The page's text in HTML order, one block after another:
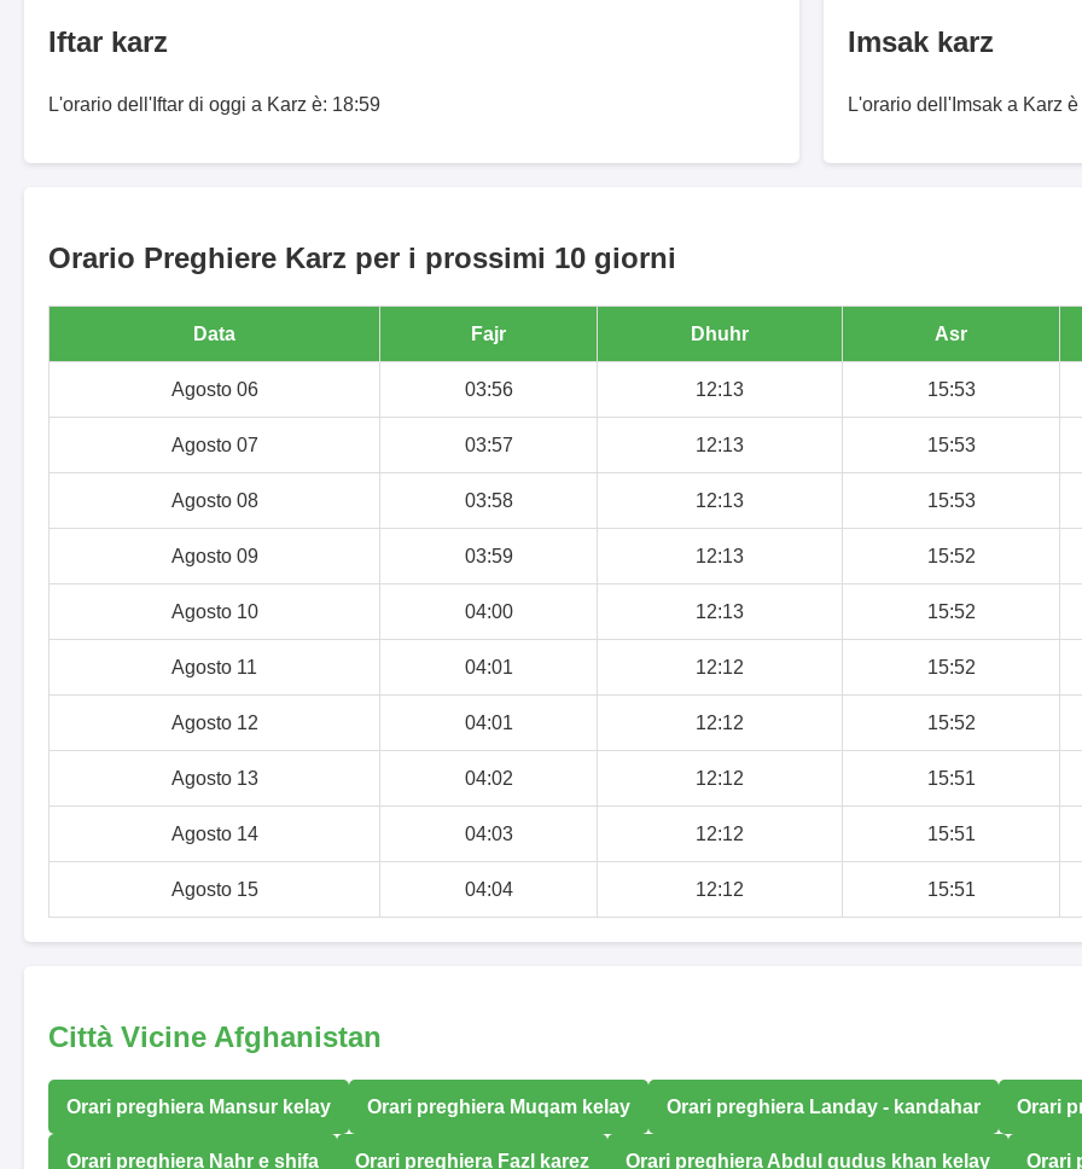
Iftar karz
L'orario dell'Iftar di oggi a Karz è: 18:59
Imsak karz
L'orario dell'Imsak a Karz
Orario Preghiere Karz per i prossimi 10 giorni
Data Fajr Dhuhr Asr
Agosto 06 03:56 12:13 15:53
Agosto 07 03:57 12:13 15:53
Agosto 08 03:58 12:13 15:53
Agosto 09 03:59 12:13 15:52
Agosto 10 04:00 12:13 15:52
Agosto 11 04:01 12:12 15:52
Agosto 12 04:01 12:12 15:52
Agosto 13 04:02 12:12 15:51
Agosto 14 04:03 12:12 15:51
Agosto 15 04:04 12:12 15:51
Città Vicine Afghanistan
Orari preghiera Mansur kelay Orari preghiera Muqam kelay Orari preghiera Landay - kandahar Orari
Orari preghiera Nahr e shifa Orari preghiera Fazl karez Orari preghiera Abdul qudus khan kelay Orari